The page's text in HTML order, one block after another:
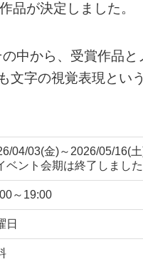
品が決定しました。
中から、受賞作品
文字の視覚表現とい
04/03(金)～2026/05/16(
ベント会期は終了しました
～19:00
日